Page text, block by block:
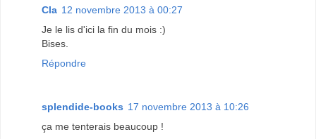
Cla 12 novembre 2013 à 00:27
Je le lis d'ici la fin du mois :)
Bises.
Répondre
splendide-books 17 novembre 2013 à 10:26
ça me tenterais beaucoup !